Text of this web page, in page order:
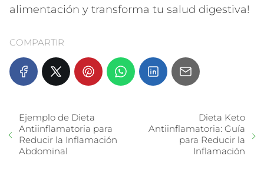
alimentación y transforma tu salud digestiva!
COMPARTIR
Ejemplo de Dieta
Antiinflamatoria para
Reducir la Inflamación
Abdominal
Dieta Keto
Antiinflamatoria: Guía
para Reducir la
Inflamación